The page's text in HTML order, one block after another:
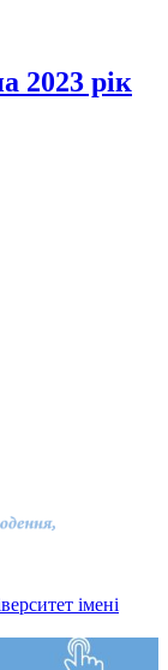
2023 рік
імені